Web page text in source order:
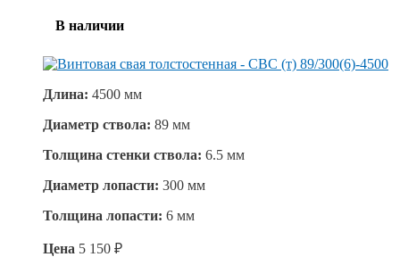
В наличии
Длина: 4500 мм
Диаметр ствола: 89 мм
Толщина стенки ствола: 6.5 мм
Диаметр лопасти: 300 мм
Толщина лопасти: 6 мм
Цена 5 150 ₽